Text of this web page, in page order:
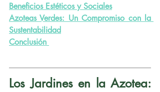
Beneficios Estéticos y Sociales
Azoteas Verdes: Un Compromiso con la
Sustentabilidad
Conclusión
Los Jardines en la Azotea: